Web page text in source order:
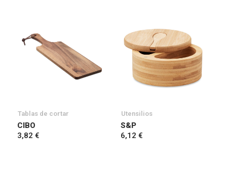
Tablas de cortar
CIBO
3,82 €
Utensilios
S&P
6,12 €